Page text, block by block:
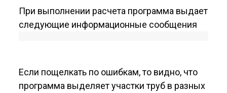
При выполнении расчета программа выдает
следующие информационные сообщения
Если пощелкать по ошибкам, то видно, что
программа выделяет участки труб в разных